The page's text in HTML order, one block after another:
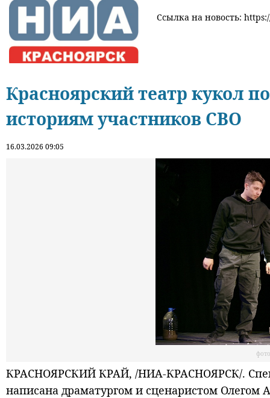
Ссылка на новость:
Красноярский театр кукол
историям участников СВО
16.03.2026 09:05
КРАСНОЯРСКИЙ КРАЙ, /НИА-КРАСНОЯРСК/.
написана драматургом и сценаристом